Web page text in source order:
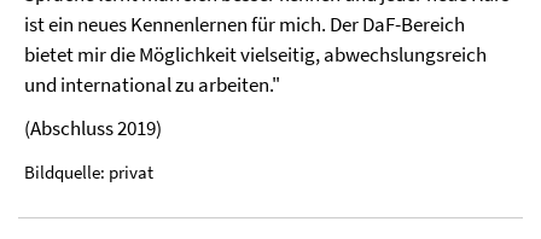
ist ein neues Kennenlernen für mich. Der DaF-Bereich
bietet mir die Möglichkeit vielseitig, abwechslungsreich
und international zu arbeiten."
(Abschluss 2019)
Bildquelle: privat